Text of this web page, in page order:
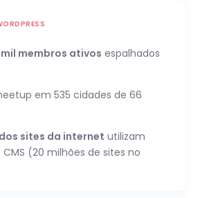
membros ativos espalhados
em 535 cidades de 66
sites da internet utilizam
(20 milhões de sites no